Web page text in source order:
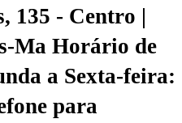
135 - Centro |
Ma Horário de
a Sexta-feira:
para